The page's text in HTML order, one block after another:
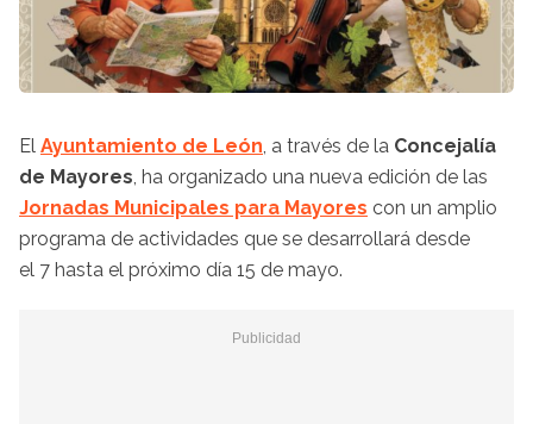
El Ayuntamiento de León, a través de la Concejalía
de Mayores, ha organizado una nueva edición de las
Jornadas Municipales para Mayores con un amplio
programa de actividades que se desarrollará desde
el 7 hasta el próximo día 15 de mayo.